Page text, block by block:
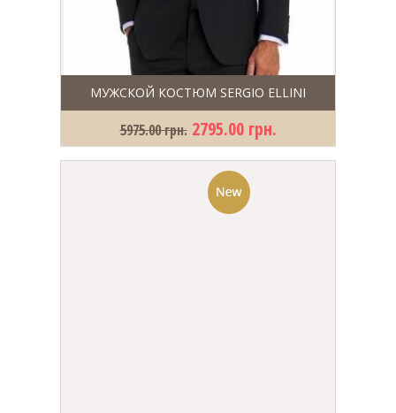
МУЖСКОЙ КОСТЮМ SERGIO ELLINI
5975.00 грн. 2795.00 грн.